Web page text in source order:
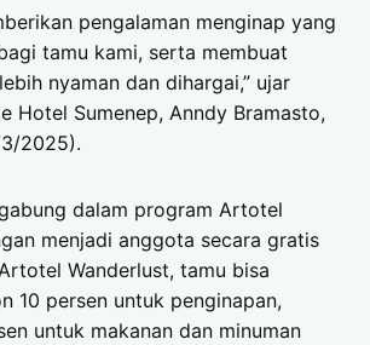
pengalaman menginap yang
tamu kami, serta membuat
nyaman dan dihargai,” ujar
Hotel Sumenep, Anndy Bramasto,
2025).
dalam program Artotel
menjadi anggota secara gratis
Wanderlust, tamu bisa
10 persen untuk penginapan,
untuk makanan dan minuman